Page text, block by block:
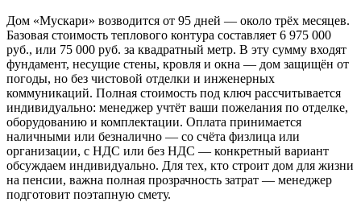
Дом «Мускари» возводится от 95 дней — около трёх месяцев.
Базовая стоимость теплового контура составляет 6 975 000
руб., или 75 000 руб. за квадратный метр. В эту сумму входят
фундамент, несущие стены, кровля и окна — дом защищён от
погоды, но без чистовой отделки и инженерных
коммуникаций. Полная стоимость под ключ рассчитывается
индивидуально: менеджер учтёт ваши пожелания по отделке,
оборудованию и комплектации. Оплата принимается
наличными или безналично — со счёта физлица или
организации, с НДС или без НДС — конкретный вариант
обсуждаем индивидуально. Для тех, кто строит дом для жизни
на пенсии, важна полная прозрачность затрат — менеджер
подготовит поэтапную смету.